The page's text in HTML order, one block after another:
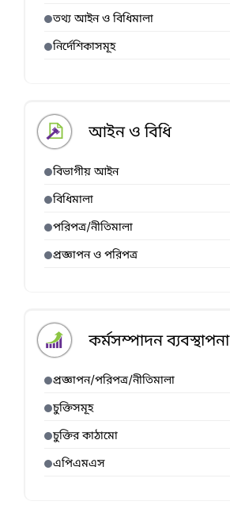
তথ্য আইন ও বিধিমালা
নির্দেশিকাসমূহ
আইন ও বিধি
বিভাগীয় আইন
বিধিমালা
পরিপত্র/নীতিমালা
প্রজ্ঞাপন ও পরিপত্র
কর্মসম্পাদন ব্যবস্থাপনা
প্রজ্ঞাপন/পরিপত্র/নীতিমালা
চুক্তিসমূহ
চুক্তির কাঠামো
এপিএমএস